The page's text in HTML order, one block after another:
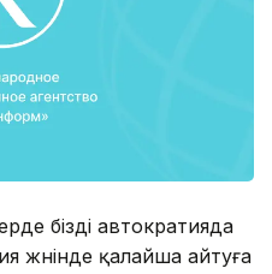
бізді автократияда
жөнінде қалайша айтуға